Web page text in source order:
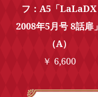
フ：A5「LaLaDX
2008年5月号 8話扉」
（A）
￥ 6,600